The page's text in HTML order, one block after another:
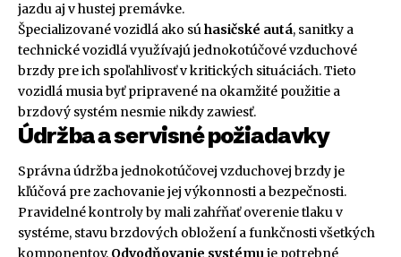
jazdu aj v hustej premávke.
Špecializované vozidlá ako súhasičské autá, sanitky a
technické vozidlá využívajú jednokotúčové vzduchové
brzdy pre ich spoľahlivosť v kritických situáciách. Tieto
vozidlá musia byť pripravené na okamžité použitie a
brzdový systém nesmie nikdy zawiesť.
Údržba a servisné požiadavky
Správna údržba jednokotúčovej vzduchovej brzdy je
kľúčová pre zachovanie jej výkonnosti a bezpečnosti.
Pravidelné kontroly by mali zahŕňať overenie tlaku v
systéme, stavu brzdových obložení a funkčnosti všetkých
komponentov. Odvodňovanie systémuje potrebné